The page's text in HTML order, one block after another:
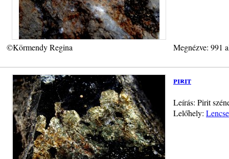
©Körmendy Regina Megnézve: 991
pirit
Leírás: Pirit
Lelőhely: